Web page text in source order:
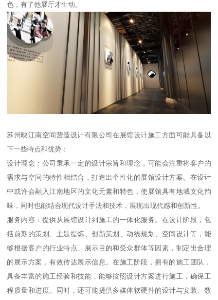
色，有了他展厅才生动。
苏州映江南空间营造设计有限公司在展馆设计施工方面可能具备以
下一些特点和优势：
设计理念：公司秉承一定的设计宗旨和理念，可能会注重将客户的
需求与空间的特性相结合，打造出个性化的展馆设计方案。在设计
中或许会融入江南地区的文化元素和特色，使展馆具有地域文化韵
味，同时也能结合现代设计手法和技术，展现出现代感和创新性。
服务内容：提供从展馆设计到施工的一体化服务。在设计阶段，包
括前期的策划、主题提炼、创新策划、动线规划、空间设计等，能
够根据客户的行业特点、展示目的和受众群体等因素，制定出合理
的展示方案，有效传达展示信息。在施工阶段，拥有的施工团队，
具备丰富的施工经验和技能，能够按照设计方案进行施工，确保工
程质量和进度。同时，还可能提供多媒体软硬件的设计与安装、数